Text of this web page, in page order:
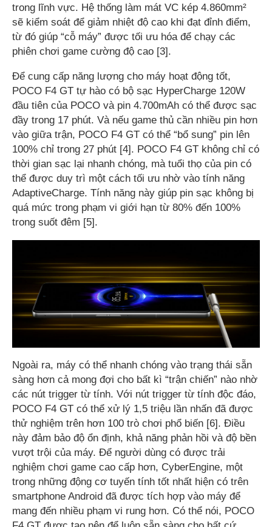
trong lĩnh vực. Hệ thống làm mát VC kép 4.860mm²
sẽ kiểm soát để giảm nhiệt độ cao khi đạt đỉnh điểm,
từ đó giúp “cỗ máy” được tối ưu hóa để chạy các
phiên chơi game cường độ cao [3].
Để cung cấp năng lượng cho máy hoạt động tốt,
POCO F4 GT tự hào có bộ sạc HyperCharge 120W
đầu tiên của POCO và pin 4.700mAh có thể được sạc
đầy trong 17 phút. Và nếu game thủ cần nhiều pin hơn
vào giữa trận, POCO F4 GT có thể “bổ sung” pin lên
100% chỉ trong 27 phút [4]. POCO F4 GT không chỉ có
thời gian sạc lại nhanh chóng, mà tuổi thọ của pin có
thể được duy trì một cách tối ưu nhờ vào tính năng
AdaptiveCharge. Tính năng này giúp pin sạc không bị
quá mức trong phạm vi giới hạn từ 80% đến 100%
trong suốt đêm [5].
Ngoài ra, máy có thể nhanh chóng vào trạng thái sẵn
sàng hơn cả mong đợi cho bất kì “trận chiến” nào nhờ
các nút trigger từ tính. Với nút trigger từ tính độc đáo,
POCO F4 GT có thể xử lý 1,5 triệu lần nhấn đã được
thử nghiệm trên hơn 100 trò chơi phổ biến [6]. Điều
này đảm bảo độ ổn định, khả năng phản hồi và độ bền
vượt trội của máy. Để người dùng có được trải
nghiệm chơi game cao cấp hơn, CyberEngine, một
trong những động cơ tuyến tính tốt nhất hiện có trên
smartphone Android đã được tích hợp vào máy để
mang đến nhiều phạm vi rung hơn. Có thể nói, POCO